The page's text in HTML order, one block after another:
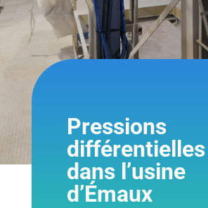
Pressions
différentielles
dans l’usine
d’Émaux